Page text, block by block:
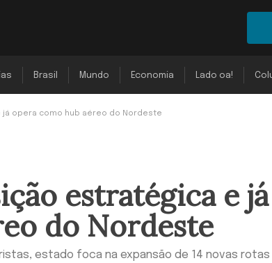
Brasil Mundo Economia Lado oa!
opera como hub aéreo do Nordeste
estratégica e já
do Nordeste
estado foca na expansão de 14 novas rotas